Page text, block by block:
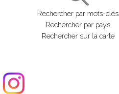
Rechercher par mots-clés
Rechercher par pays
Rechercher sur la carte